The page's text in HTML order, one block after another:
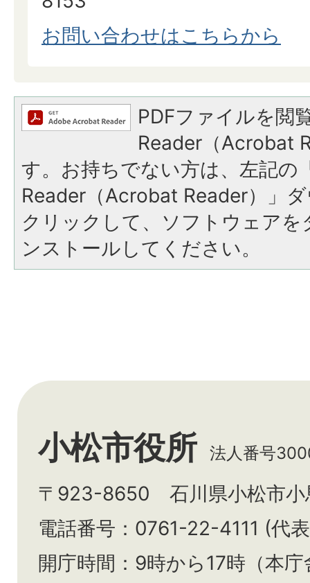
お問い合わせはこちらから
PDFファイルを閲
Reader（Acrobat
す。お持ちでない方は、左記の
Reader（Acrobat Reader）」
クリックして、ソフトウェア
ンストールしてください。
小松市役所 法人番号
〒923-8650 石川県小松市小
電話番号：0761-22-4111 (代
開庁時間：9時から17時（本